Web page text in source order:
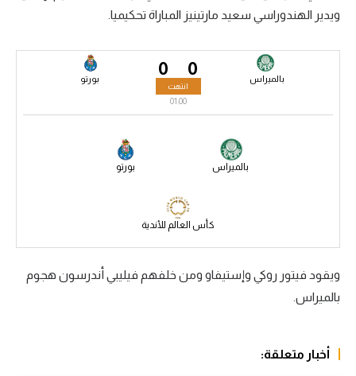
الكرة الأوروبية
الكرة الإفريقية
منتخب مصر
سعودي في الجول
رياضات أخرى
أمم إفريقيا
ويدير الهندوراسي سعيد مارتينيز المباراة تحكيميا.
0 بالميراس 0 بورتو
انتهت
01:00
بالميراس بورتو
كأس العالم للأندية
ويقود فيتور روكي وإستيفاو ومن خلفهم فيليبي أندرسون هجوم
بالميراس.
أخبار متعلقة: